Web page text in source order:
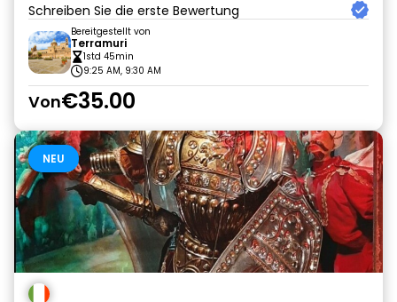
Schreiben Sie die erste Bewertung
Bereitgestellt von
Terramuri
1std 45min
9:25 AM, 9:30 AM
Von€35.00
NEU